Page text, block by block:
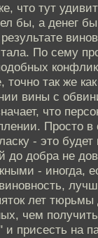
что тут
бы, а денег
По сему
точно так же
вины с
что
Просто в
- это
до добра не
- иногда,
лет тюрьмы
чем
и присесть на